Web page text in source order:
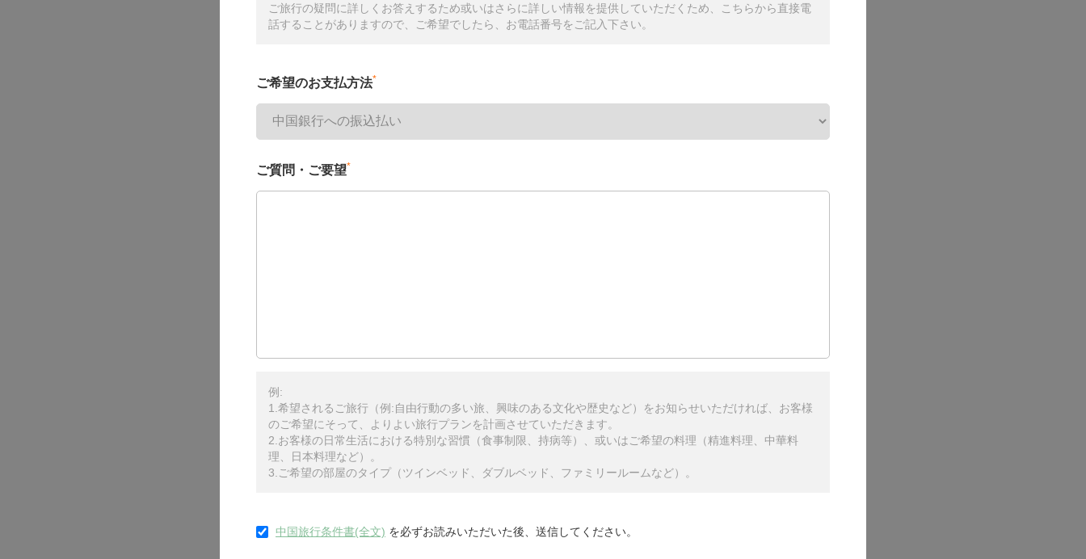
ご旅行の疑問に詳しくお答えするため或いはさらに詳しい情報を提供していただくため、こちらから直接電
話することがありますので、ご希望でしたら、お電話番号をご記入下さい。
ご希望のお支払方法*
ご質問・ご要望*
例:
1.希望されるご旅行（例:自由行動の多い旅、興味のある文化や歴史など）をお知らせいただければ、お客様
のご希望にそって、よりよい旅行プランを計画させていただきます。
2.お客様の日常生活における特別な習慣（食事制限、持病等）、或いはご希望の料理（精進料理、中華料
理、日本料理など）。
3.ご希望の部屋のタイプ（ツインベッド、ダブルベッド、ファミリールームなど）。
中国旅行条件書(全文) を必ずお読みいただいた後、送信してください。